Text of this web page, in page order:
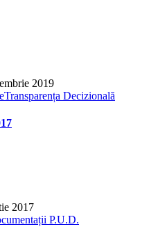
2019
Transparența Decizională
2017
P.U.D.